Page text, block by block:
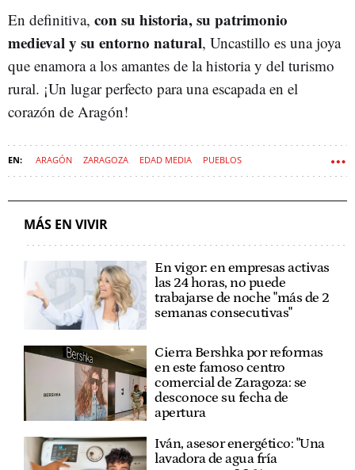
En definitiva, con su historia, su patrimonio
medieval y su entorno natural, Uncastillo es una joya
que enamora a los amantes de la historia y del turismo
rural. ¡Un lugar perfecto para una escapada en el
corazón de Aragón!
ARAGÓN ZARAGOZA EDAD MEDIA PUEBLOS
MÁS EN VIVIR
En vigor: en empresas activas
las 24 horas, no puede
trabajarse de noche "más de 2
semanas consecutivas"
Cierra Bershka por reformas
en este famoso centro
comercial de Zaragoza: se
desconoce su fecha de
apertura
Iván, asesor energético: "Una
lavadora de agua fría